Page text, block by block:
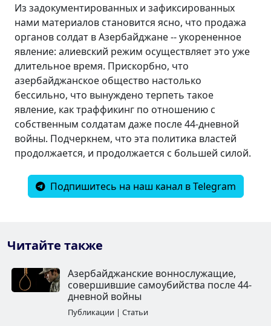
Читайте также
Из задокументированных и зафиксированных
нами материалов становится ясно, что продажа
органов солдат в Азербайджане -- укорененное
явление: алиевский режим осуществляет это уже
длительное время. Прискорбно, что
азербайджанское общество настолько
бессильно, что вынуждено терпеть такое
явление, как траффикинг по отношению с
собственным солдатам даже после 44-дневной
войны. Подчеркнем, что эта политика властей
продолжается, и продолжается с большей силой.
Подпишитесь на наш канал в Telegram